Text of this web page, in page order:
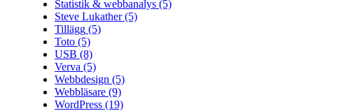
Statistik & webbanalys (5)
Steve Lukather(5)
Tillägg (5)
Toto (5)
USB (8)
Verva (5)
Webbdesign (5)
Webbläsare (9)
WordPress (19)